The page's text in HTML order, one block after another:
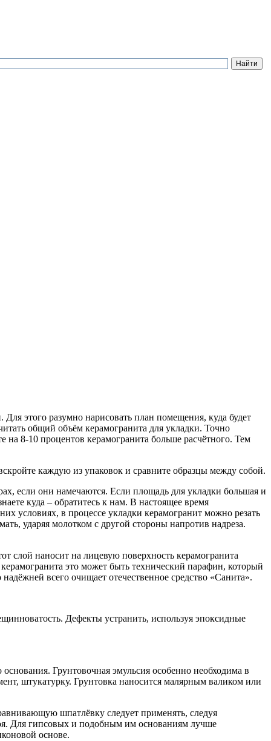
этого разумно нарисовать план помещения, куда будет
общий объём керамогранита для укладки. Точно
на 8-10 процентов керамогранита больше расчётного. Тем
каждую из упаковок и сравните образцы между собой.
если они намечаются. Если площадь для укладки большая и
куда – обратитесь к нам. В настоящее время
условиях, в процессе укладки керамогранит можно резать
ударяя молотком с другой стороны напротив надреза.
слой наносит на лицевую поверхность керамогранита
это может быть технический парафин, который
всего очищает отечественное средство «Санита».
Дефекты устранить, используя эпоксидные
Грунтовочная эмульсия особенно необходима в
штукатурку. Грунтовка наносится малярным валиком или
шпатлёвку следует применять, следуя
Для гипсовых и подобным им основаниям лучше
основе.